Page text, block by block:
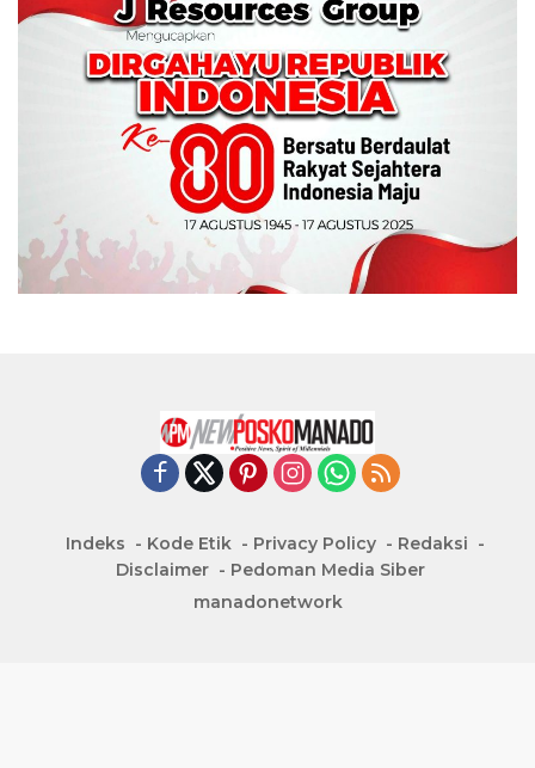
Indeks Kode Etik Privacy Policy
Redaksi
Disclaimer
Pedoman Media Siber
manadonetwork